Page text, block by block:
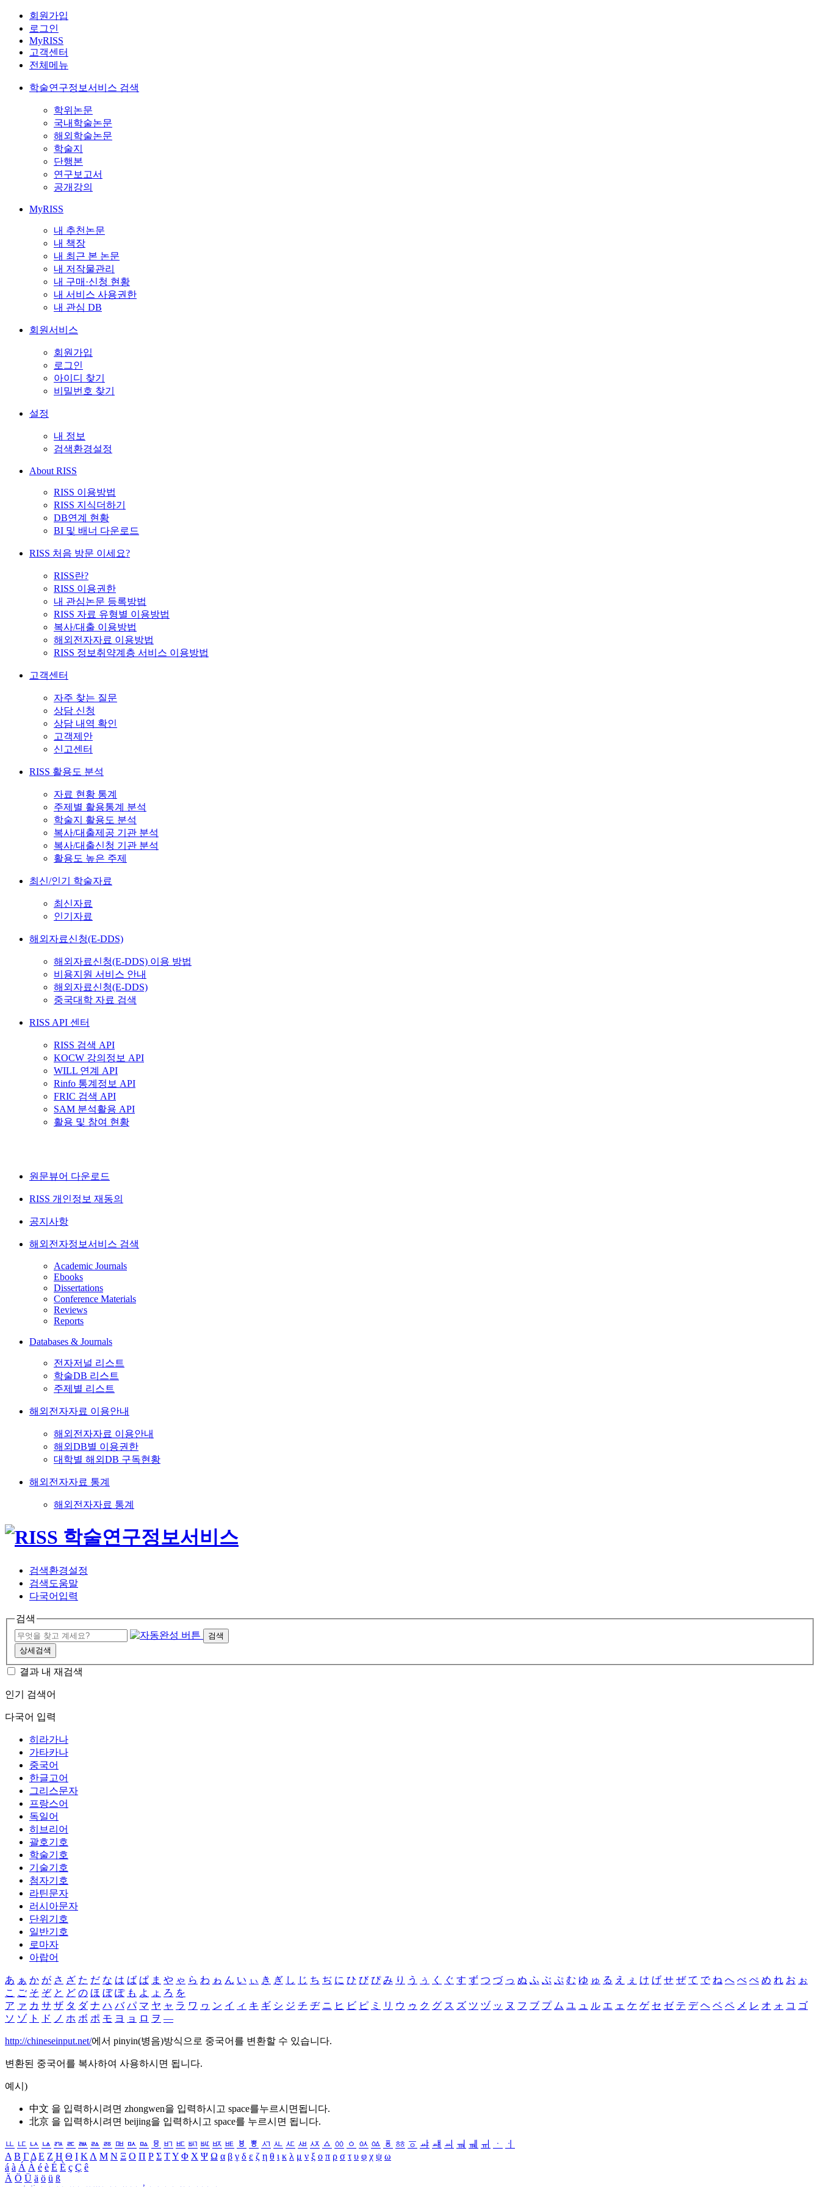
회원가입
로그인
MyRISS
고객센터
전체메뉴
학술연구정보서비스 검색
학위논문
국내학술논문
해외학술논문
학술지
단행본
연구보고서
공개강의
MyRISS
내 추천논문
내 책장
내 최근 본 논문
내 저작물관리
내 구매·신청 현황
내 서비스 사용권한
내 관심 DB
회원서비스
회원가입
로그인
아이디 찾기
비밀번호 찾기
설정
내 정보
검색환경설정
About RISS
RISS 이용방법
RISS 지식더하기
DB연계 현황
BI 및 배너 다운로드
RISS 처음 방문 이세요?
RISS란?
RISS 이용권한
내 관심논문 등록방법
RISS 자료 유형별 이용방법
복사/대출 이용방법
해외전자자료 이용방법
RISS 정보취약계층 서비스 이용방법
고객센터
자주 찾는 질문
상담 신청
상담 내역 확인
고객제안
신고센터
RISS 활용도 분석
자료 현황 통계
주제별 활용통계 분석
학술지 활용도 분석
복사/대출제공 기관 분석
복사/대출신청 기관 분석
활용도 높은 주제
최신/인기 학술자료
최신자료
인기자료
해외자료신청(E-DDS)
해외자료신청(E-DDS) 이용 방법
비용지원 서비스 안내
해외자료신청(E-DDS)
중국대학 자료 검색
RISS API 센터
RISS 검색 API
KOCW 강의정보 API
WILL 연계 API
Rinfo 통계정보 API
FRIC 검색 API
SAM 분석활용 API
활용 및 참여 현황
원문뷰어 다운로드
RISS 개인정보 재동의
공지사항
해외전자정보서비스 검색
Academic Journals
Ebooks
Dissertations
Conference Materials
Reviews
Reports
Databases & Journals
전자저널 리스트
학술DB 리스트
주제별 리스트
해외전자자료 이용안내
해외전자자료 이용안내
해외DB별 이용권한
대학별 해외DB 구독현황
해외전자자료 통계
해외전자자료 통계
검색환경설정
검색도움말
다국어입력
검색
검색
상세검색
결과 내 재검색
인기 검색어
다국어 입력
히라가나
가타카나
중국어
한글고어
그리스문자
프랑스어
독일어
히브리어
괄호기호
학술기호
기술기호
첨자기호
라틴문자
러시아문자
단위기호
일반기호
로마자
아랍어
あ ぁ か が さ ざ た だ な は ば ぱ ま や ゃ ら わ ゎ ん い ぃ き ぎ し じ ち ぢ に ひ び ぴ み り う ぅ く ぐ す ず つ づ っ ぬ ふ ぶ ぷ む ゆ ゅ る え ぇ け げ せ ぜ て で ね へ べ ぺ め れ お ぉ
こ ご そ ぞ と ど の ほ ぼ ぽ も よ ょ ろ を
ア ァ カ サ ザ タ ダ ナ ハ バ パ マ ヤ ャ ラ ワ ヮ ン イ ィ キ ギ シ ジ チ ヂ ニ ヒ ビ ピ ミ リ ウ ゥ ク グ ス ズ ツ ヅ ッ ヌ フ ブ プ ム ユ ュ ル エ ェ ケ ゲ セ ゼ テ デ ヘ ベ ペ メ レ オ ォ コ ゴ
ソ ゾ ト ド ノ ホ ボ ポ モ ヨ ョ ロ ヲ ―
http://chineseinput.net/에서 pinyin(병음)방식으로 중국어를 변환할 수 있습니다.
변환된 중국어를 복사하여 사용하시면 됩니다.
예시)
中文 을 입력하시려면 zhongwen을 입력하시고 space를누르시면됩니다.
北京 을 입력하시려면 beijing을 입력하시고 space를 누르시면 됩니다.
ㅥ ㅦ ㅧ ㅨ ㅩ ㅪ ㅫ ㅬ ㅭ ㅮ ㅯ ㅰ ㅱ ㅲ ㅳ ㅴ ㅵ ㅶ ㅷ ㅸ ㅹ ㅺ ㅻ ㅼ ㅽ ㅾ ㅿ ㆀ ㆁ ㆂ ㆃ ㆄ ㆅ ㆆ ㆇ ㆈ ㆉ ㆊ ㆋ ㆌ ㆍ
ㆎ
Α Β ΓΔ Ε Ζ Η Θ Ι ΚΛ Μ Ν Ξ Ο Π Ρ Σ ΤΥ Φ Χ Ψ Ω α β γ δ ε ζ η θ ι κ λ μ ν ξ ο π ρ σ τ υ φ χ ψ ω
á à Á À é è É È ç Ç ê
Ä Ö Ü ä ö ü ß